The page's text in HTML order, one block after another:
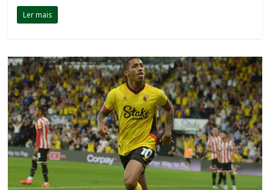
Ler mais